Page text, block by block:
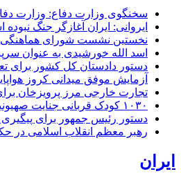
سخنگوی وزارت دفاع: وزارت
ایروانی: ایران آغازگر جنگ
نخستین نشست شورای هماهنگی
اسد الله خورشیدی به عنوان
دستور دادستان کل کشور برای
آزمایش موفق میدانی کروز
تجارت خارجی مرز پرویزخان
۱۰۳۰ کودک قربانی جنایت صهیونیست‌ها
دستور رئیس جمهور برای
رهبر معظم انقلاب اسلامی در
ایران